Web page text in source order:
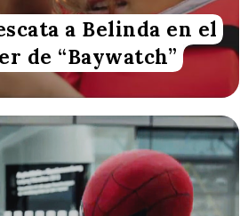
a Belinda en el
de “Baywatch”